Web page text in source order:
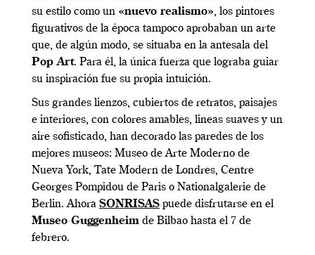
su estilo como un «nuevo realismo», los pintores
figurativos de la época tampoco aprobaban un arte
que, de algún modo, se situaba en la antesala del
Pop Art. Para él, la única fuerza que lograba guiar
su inspiración fue su propia intuición.
Sus grandes lienzos, cubiertos de retratos, paisajes
e interiores, con colores amables, lineas suaves y un
aire sofisticado, han decorado las paredes de los
mejores museos: Museo de Arte Moderno de
Nueva York, Tate Modern de Londres, Centre
Georges Pompidou de Paris o Nationalgalerie de
Berlin. Ahora SONRISAS puede disfrutarse en el
Museo Guggenheim de Bilbao hasta el 7 de
febrero.